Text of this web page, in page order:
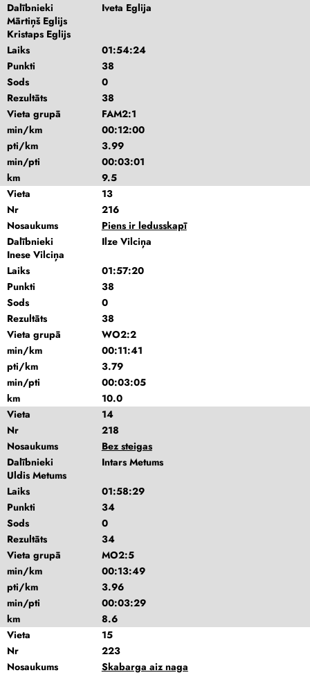
Dalībnieki
Iveta Eglija
Mārtiņš Eglijs
Kristaps Eglijs
Laiks
01:54:24
Punkti
38
Sods
0
Rezultāts
38
Vieta grupā
FAM2:1
min/km
00:12:00
pti/km
3.99
min/pti
00:03:01
km
9.5
Vieta
13
Nr
216
Nosaukums
Piens ir ledusskapī
Dalībnieki
Ilze Vilciņa
Inese Vilciņa
Laiks
01:57:20
Punkti
38
Sods
0
Rezultāts
38
Vieta grupā
WO2:2
min/km
00:11:41
pti/km
3.79
min/pti
00:03:05
km
10.0
Vieta
14
Nr
218
Nosaukums
Bez steigas
Dalībnieki
Intars Metums
Uldis Metums
Laiks
01:58:29
Punkti
34
Sods
0
Rezultāts
34
Vieta grupā
MO2:5
min/km
00:13:49
pti/km
3.96
min/pti
00:03:29
km
8.6
Vieta
15
Nr
223
Nosaukums
Skabarga aiz naga